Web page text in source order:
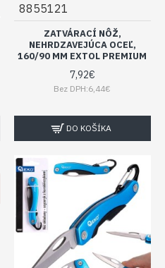
8855121
ZATVÁRACÍ NÔŽ,
NEHRDZAVEJÚCA OCEĽ,
160/90 MM EXTOL PREMIUM
7,92€
Bez DPH:6,44€
DO KOŠÍKA